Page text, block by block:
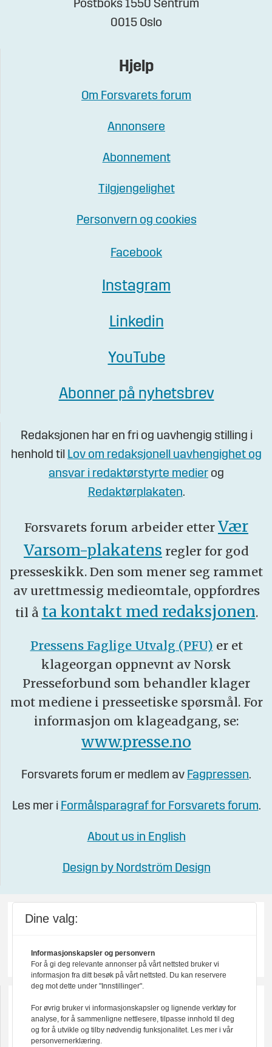
Postboks 1550 Sentrum
0015 Oslo
Hjelp
Om Forsvarets forum
Annonsere
Abonnement
Tilgjengelighet
Personvern og cookies
Facebook
Instagram
Linkedin
YouTube
Abonner på nyhetsbrev
Redaksjonen har en fri og uavhengig stilling i
henhold til Lov om redaksjonell uavhengighet og
ansvar i redaktørstyrte medier og
Redaktørplakaten.
Forsvarets forum arbeider etter Vær
Varsom-plakatens regler for god
presseskikk. Den som mener seg rammet
av urettmessig medieomtale, oppfordres
til å ta kontakt med redaksjonen.
Pressens Faglige Utvalg (PFU) er et
klageorgan oppnevnt av Norsk
Presseforbund som behandler klager
mot mediene i presseetiske spørsmål. For
informasjon om klageadgang, se:
www.presse.no
Forsvarets forum er medlem av Fagpressen.
Les mer i Formålsparagraf for Forsvarets forum.
About us in English
Design by Nordström Design
Dine valg:
Informasjonskapsler og personvern
For å gi deg relevante annonser på vårt nettsted bruker vi
informasjon fra ditt besøk på vårt nettsted. Du kan reservere
deg mot dette under "Innstillinger".
For øvrig bruker vi informasjonskapsler og lignende verktøy for
analyse, for å sammenligne nettlesere, tilpasse innhold til deg
og for å utvikle og tilby nødvendig funksjonalitet. Les mer i vår
personvernerklæring.